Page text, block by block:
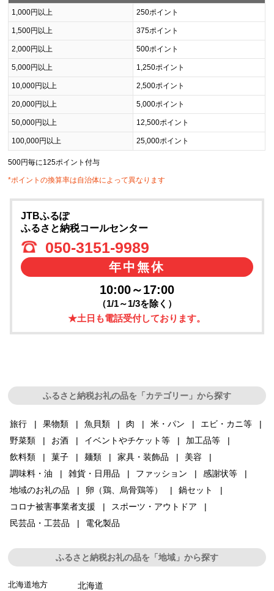
1,000円以上 250ポイント
1,500円以上 375ポイント
2,000円以上 500ポイント
5,000円以上 1,250ポイント
10,000円以上 2,500ポイント
20,000円以上 5,000ポイント
50,000円以上 12,500ポイント
100,000円以上 25,000ポイント
500円毎に125ポイント付与
*ポイントの換算率は自治体によって異なります
JTBふるぽ
ふるさと納税コールセンター
050-3151-9989
年中無休
10:00～17:00
（1/1～1/3を除く）
★土日も電話受付しております。
ふるさと納税お礼の品を「カテゴリー」から探す
旅行 果物類 魚貝類 肉 米・パン
エビ・カニ等
野菜類
お酒 イベントやチケット等
加工品等
飲料類
菓子 麺類 家具・装飾品
美容
調味料・油
雑貨・日用品 ファッション
感謝状等
地域のお礼の品
卵（鶏、烏骨鶏等）
鍋セット
コロナ被害事業者支援
スポーツ・アウトドア
民芸品・工芸品
電化製品
ふるさと納税お礼の品を「地域」から探す
北海道地方 北海道